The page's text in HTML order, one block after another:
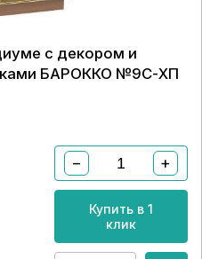
с декором и
БАРОККО №9С-ХП
− +
Купить в 1
клик